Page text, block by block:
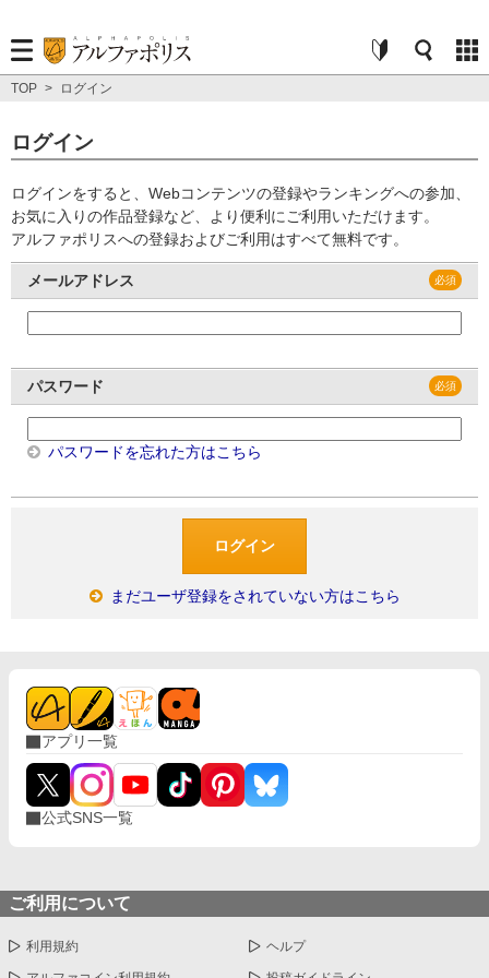
TOP > ログイン
ログイン
ログインをすると、Webコンテンツの登録やランキングへの参加、
お気に入りの作品登録など、より便利にご利用いただけます。
アルファポリスへの登録およびご利用はすべて無料です。
メールアドレス
パスワード
パスワードを忘れた方はこちら
まだユーザ登録をされていない方はこちら
アプリ一覧
公式SNS一覧
ご利用について
利用規約 ヘルプ